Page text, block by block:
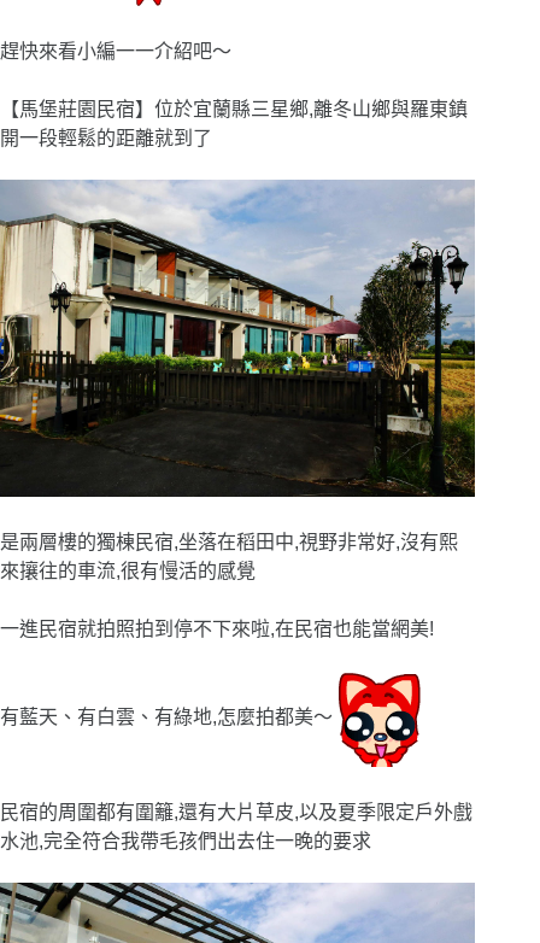
趕快來看小編一一介紹吧〜
【馬堡莊園民宿】位於宜蘭縣三星鄉,離冬山鄉與羅東鎮
開一段輕鬆的距離就到了
是兩層樓的獨棟民宿,坐落在稻田中,視野非常好,沒有熙
來攘往的車流,很有慢活的感覺
一進民宿就拍照拍到停不下來啦,在民宿也能當網美!
有藍天、有白雲、有綠地,怎麼拍都美〜
民宿的周圍都有圍籬,還有大片草皮,以及夏季限定戶外戲
水池,完全符合我帶毛孩們出去住一晚的要求